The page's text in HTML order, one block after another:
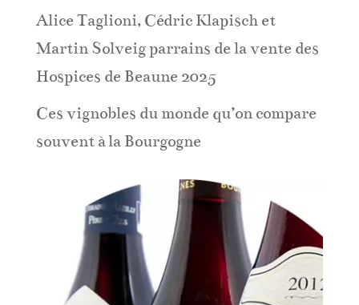
Alice Taglioni, Cédric Klapisch et
Martin Solveig parrains de la vente des
Hospices de Beaune 2025
Ces vignobles du monde qu’on compare
souvent à la Bourgogne